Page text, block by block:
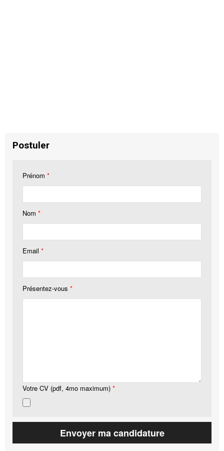
Postuler
Prénom *
Nom *
Email *
Présentez-vous *
Votre CV (pdf, 4mo maximum) *